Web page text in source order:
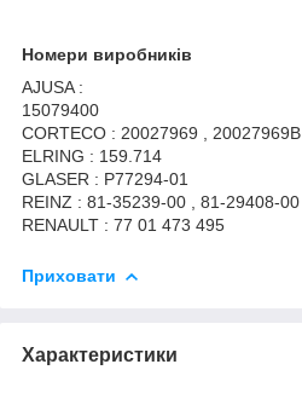
Номери виробників
AJUSA :
15079400
CORTECO : 20027969 , 20027969B
ELRING : 159.714
GLASER : P77294-01
REINZ : 81-35239-00 , 81-29408-00
RENAULT : 77 01 473 495
Приховати
Характеристики